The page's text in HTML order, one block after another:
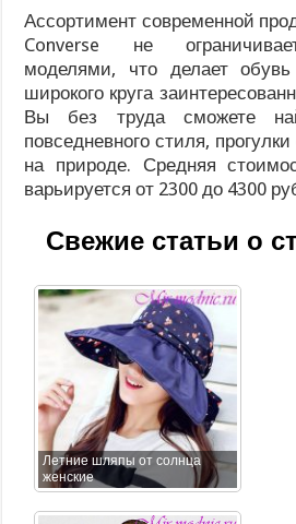
Ассортимент современной
Converse не
моделями, что делает
широкого круга
Вы без труда сможете
повседневного стиля,
на природе. Средняя
варьируется от 2300 до 4300
Свежие статьи о
Летние шляпы от солнца
женские